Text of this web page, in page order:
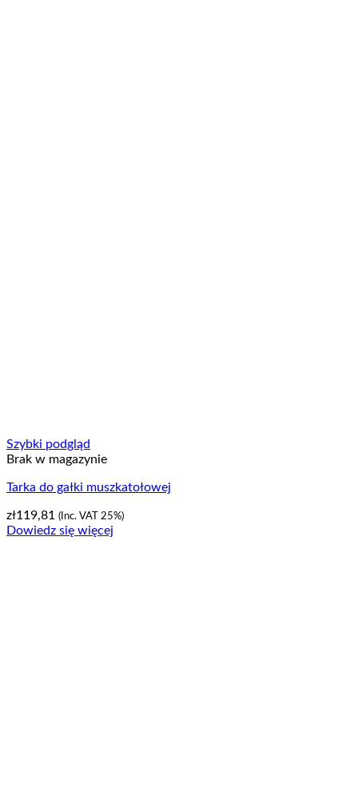
Szybki podgląd
Brak w magazynie
Tarka do gałki muszkatołowej
zł119,81 (Inc. VAT 25%)
Dowiedz się więcej